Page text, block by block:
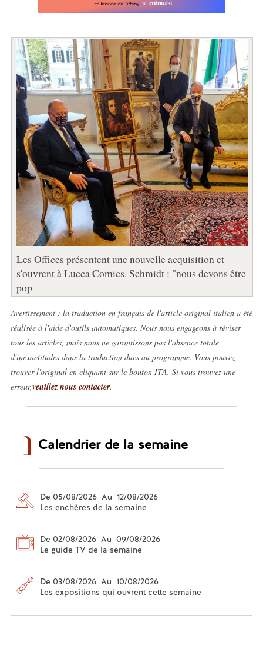
Les Offices présentent une nouvelle acquisition et
s'ouvrent à Lucca Comics. Schmidt : "nous devons être
pop
Avertissement : la traduction en français de l'article original italien a été
réalisée à l'aide d'outils automatiques. Nous nous engageons à réviser
tous les articles, mais nous ne garantissons pas l'absence totale
d'inexactitudes dans la traduction dues au programme. Vous pouvez
trouver l'original en cliquant sur le bouton ITA. Si vous trouvez une
erreur,veuillez nous contacter.
Calendrier de la semaine
De 05/08/2026 Au 12/08/2026
Les enchères de la semaine
De 02/08/2026 Au 09/08/2026
Le guide TV de la semaine
De 03/08/2026 Au 10/08/2026
Les expositions qui ouvrent cette semaine